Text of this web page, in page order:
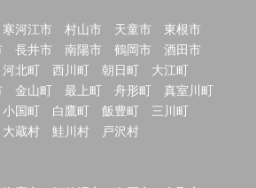
寒河江市 村山市 天童市
東根市
長井市 南陽市 鶴岡市
酒田市
河北町 西川町 朝日町
大江町
金山町 最上町 舟形町
真室川町
小国町 白鷹町 飯豊町
三川町
大蔵村 鮭川村 戸沢村